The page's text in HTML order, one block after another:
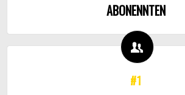
ABONENNTEN
#1